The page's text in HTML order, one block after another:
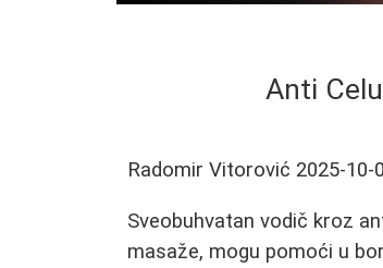
Anti
Radomir Vitorović 2025-10-
Sveobuhvatan vodič kroz
masaže, mogu pomoći u